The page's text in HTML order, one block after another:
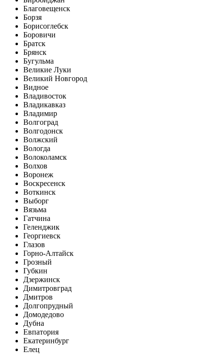
Благовещенск
Борзя
Борисоглебск
Боровичи
Братск
Брянск
Бугульма
Великие Луки
Великий Новгород
Видное
Владивосток
Владикавказ
Владимир
Волгоград
Волгодонск
Волжский
Вологда
Волоколамск
Волхов
Воронеж
Воскресенск
Воткинск
Выборг
Вязьма
Гатчина
Геленджик
Георгиевск
Глазов
Горно-Алтайск
Грозный
Губкин
Дзержинск
Димитровград
Дмитров
Долгопрудный
Домодедово
Дубна
Евпатория
Екатеринбург
Елец